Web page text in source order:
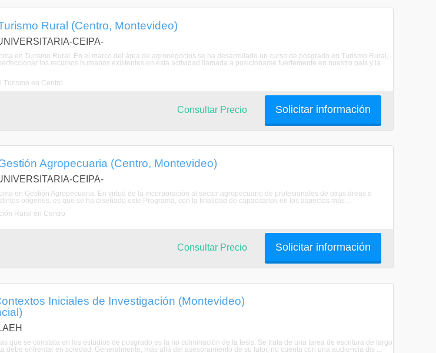
Rural (Centro, Montevideo)
CEIPA-
en Turismo Rural. En el marco del área de agronegocios se ha desarrollado un curso de posgrado en Turismo Rural,
los recursos humanos existentes en esta actividad llamada a posicionarse fuertemente en nuestro país y la
Turismo en Centro
Solicitar información
Consultar Precio
Agropecuaria (Centro, Montevideo)
CEIPA-
en Gestión Agropecuaria. En virtud de la incorporación al sector agropecuario de profesionales de otras áreas o
orígenes, es que se ha diseñado este Programa, con la finalidad de capacitarlos en los aspectos más ...
Rural en Centro
Solicitar información
Consultar Precio
Iniciales de Investigación (Montevideo)
que se constata en los estudios de posgrado es la no culminación de la tesis. Se trata de una tarea de escritura de largo
debe enfrentar en soledad. Generalmente, más allá del asesoramiento de su tutor, no cuenta con una audiencia dis ...